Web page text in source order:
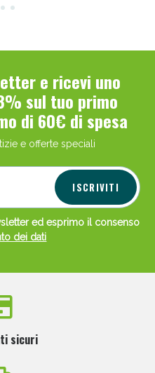
e ricevi uno
sul tuo primo
di 60€ di spesa
e offerte speciali
ISCRIVITI
ed esprimo il consenso
dei dati
sicuri